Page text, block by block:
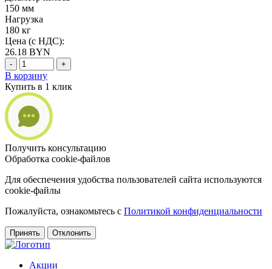
150 мм
Нагрузка
180 кг
Цена (с НДС):
26.18 BYN
- +
В корзину
Купить в 1 клик
Получить консультацию
Обработка cookie-файлов
Для обеспечения удобства пользователей сайта используются
cookie-файлы
Пожалуйста, ознакомьтесь с Политикой конфиденциальности
Принять Отклонить
Акции